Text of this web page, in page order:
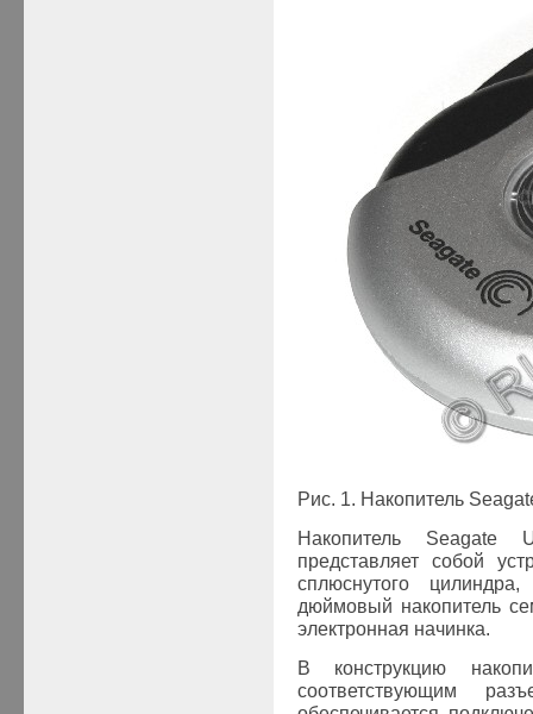
Рис. 1. Накопитель
Накопитель
представляет собой
сплюснутого
дюймовый накопитель
электронная начинка.
В конструкцию
соответствующим